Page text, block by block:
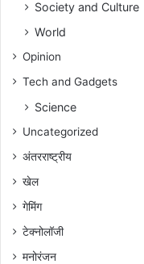
Society and Culture
World
Opinion
Tech and Gadgets
Science
Uncategorized
अंतरराष्ट्रीय
खेल
गेमिंग
टेक्नोलॉजी
मनोरंजन